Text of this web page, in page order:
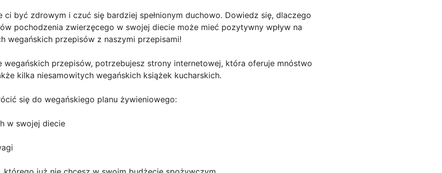
być zdrowym i czuć się bardziej spełnionym duchowo. Dowiedz się, dlaczego
pochodzenia zwierzęcego w swojej diecie może mieć pozytywny wpływ na
wegańskich przepisów z naszymi przepisami!
przepisów, potrzebujesz strony internetowej, która oferuje mnóstwo
kilka niesamowitych wegańskich książek kucharskich.
się do wegańskiego planu żywieniowego:
w swojej diecie